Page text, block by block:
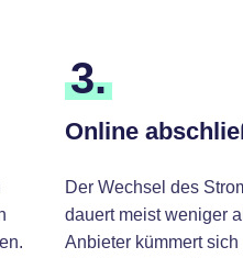
3.
Online
Der Wechsel des
dauert meist weniger
Anbieter kümmert